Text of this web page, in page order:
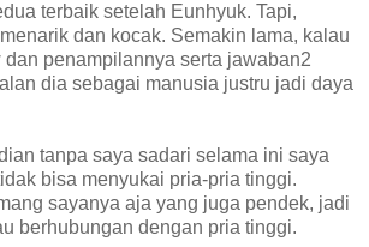
terbaik setelah Eunhyuk. Tapi,
dan kocak. Semakin lama, kalau
penampilannya serta jawaban2
dia sebagai manusia justru jadi daya
tanpa saya sadari selama ini saya
bisa menyukai pria-pria tinggi.
sayanya aja yang juga pendek, jadi
berhubungan dengan pria tinggi.